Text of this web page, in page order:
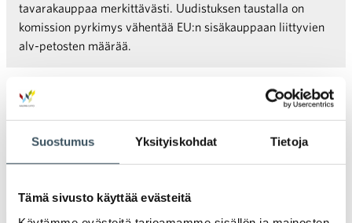
Suostumus Yksityiskohdat Tietoja
Tämä sivusto käyttää evästeitä
tavarakauppaa merkittävästi. Uudistuksen taustalla on
komission pyrkimys vähentää EU:n sisäkauppaan liittyvien
alv-petosten määrää.
Artikkelien selaus